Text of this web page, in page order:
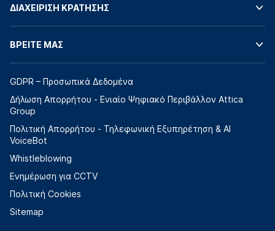
ΔΙΑΧΕΙΡΙΣΗ ΚΡΑΤΗΣΗΣ
ΒΡΕΙΤΕ ΜΑΣ
GDPR – Προσωπικά Δεδομένα
Δήλωση Απορρήτου - Ενιαίο Ψηφιακό Περιβάλλον Attica
Group
Πολιτική Απορρήτου - Τηλεφωνική Εξυπηρέτηση & AI
VoiceBot
Whistleblowing
Ενημέρωση για CCTV
Πολιτική Cookies
Sitemap